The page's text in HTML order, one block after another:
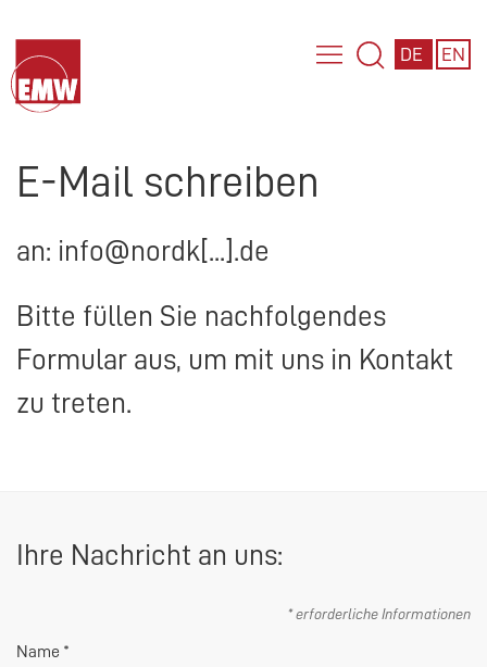
DE EN
E-Mail schreiben
an: info@nordk[...].de
Bitte füllen Sie nachfolgendes
Formular aus, um mit uns in Kontakt
zu treten.
Ihre Nachricht an uns:
* erforderliche Informationen
Name *